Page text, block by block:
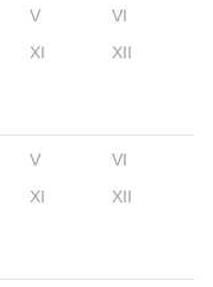
V
VI
XI XII
V
VI
XI XII